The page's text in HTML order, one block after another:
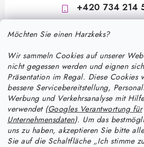
Möchten Sie einen Harzkeks?
Wir sammeln Cookies auf unserer
nicht gegessen werden und eignen
Präsentation im Regal. Diese Cookies
bessere Servicebereitstellung,
Werbung und Verkehrsanalyse mit
verwendet (Googles Verantwortung für
Unternehmensdaten). Um das
uns zu haben, akzeptieren Sie bitte
Sie auf die Schaltfläche „Ich stimme
+420 734 214
Informace pro vás